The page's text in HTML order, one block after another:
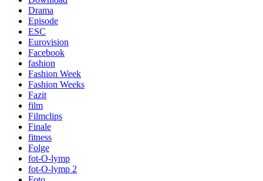
Drama
Episode
ESC
Eurovision
Facebook
fashion
Fashion Week
Fashion Weeks
Fazit
film
Filmclips
Finale
fitness
Folge
fot-O-lymp
fot-O-lymp 2